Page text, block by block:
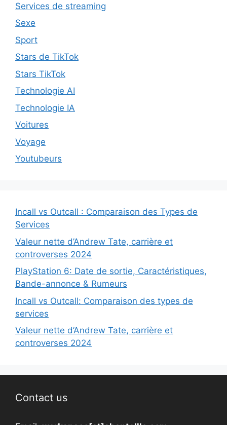
Services de streaming
Sexe
Sport
Stars de TikTok
Stars TikTok
Technologie AI
Technologie IA
Voitures
Voyage
Youtubeurs
Incall vs Outcall : Comparaison des Types de
Services
Valeur nette d’Andrew Tate, carrière et
controverses 2024
PlayStation 6: Date de sortie, Caractéristiques,
Bande-annonce & Rumeurs
Incall vs Outcall: Comparaison des types de
services
Valeur nette d’Andrew Tate, carrière et
controverses 2024
Contact us